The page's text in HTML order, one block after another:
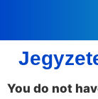
You do not